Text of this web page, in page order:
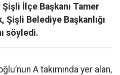
Şişli İlçe Başkanı Tamer
Şişli Belediye Başkanlığı
söyledi.
A takımında yer alan,